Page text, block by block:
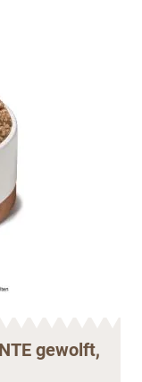
gewolft,